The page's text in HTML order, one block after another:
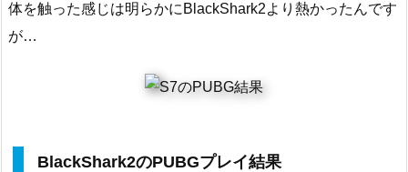
体を触った感じは明らかにBlackShark2より熱かったんです
が…
BlackShark2のPUBGプレイ結果